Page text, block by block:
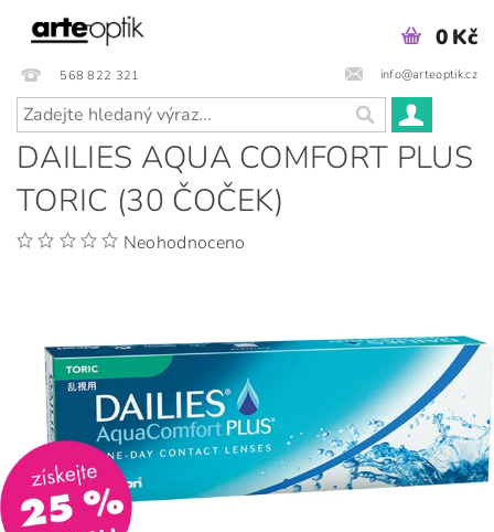
568 822 321 info@arteoptik.cz
0 Kč
DAILIES AQUA COMFORT PLUS
TORIC (30 ČOČEK)
Neohodnoceno